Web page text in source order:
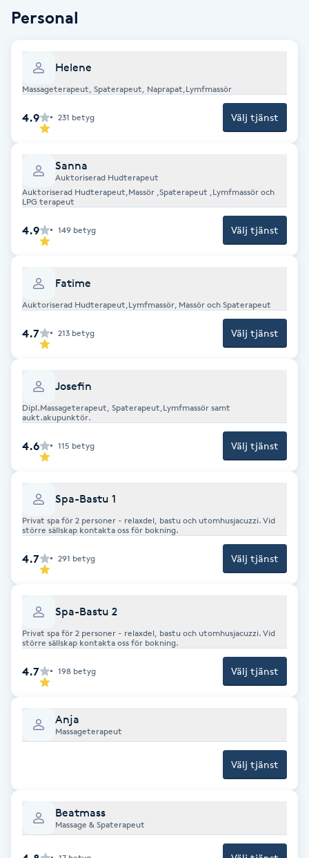
Bröllopsuppsättning
Celluliter
Coachning
Color correction
Cryoterapi
Dermapen
Extensions
Extensions borttagning
Faceliftmassage
Fet hårbotten
Fettreducering
Fillers
Fotmassage
Personal
Helene
Massageterapeut, Spaterapeut, Naprapat,Lymfmassör
4.9 231 betyg Välj tjänst
Sanna
Auktoriserad Hudterapeut
Auktoriserad Hudterapeut,Massör ,Spaterapeut ,Lymfmassör och
LPG terapeut
4.9 149 betyg Välj tjänst
Fatime
Auktoriserad Hudterapeut,Lymfmassör, Massör och Spaterapeut
4.7 213 betyg Välj tjänst
Josefin
Dipl.Massageterapeut, Spaterapeut,Lymfmassör samt
aukt.akupunktör.
4.6 115 betyg Välj tjänst
Spa-Bastu 1
Privat spa för 2 personer - relaxdel, bastu och utomhusjacuzzi. Vid
större sällskap kontakta oss för bokning.
4.7 291 betyg Välj tjänst
Spa-Bastu 2
Privat spa för 2 personer - relaxdel, bastu och utomhusjacuzzi. Vid
större sällskap kontakta oss för bokning.
4.7 198 betyg Välj tjänst
Anja
Massageterapeut
Välj tjänst
Beatmass
Massage & Spaterapeut